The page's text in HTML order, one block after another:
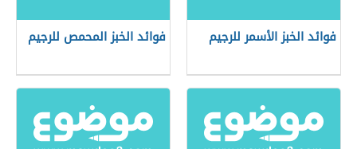
فوائد الخبز الأسمر للرجيم فوائد الخبز المحمص للرجيم